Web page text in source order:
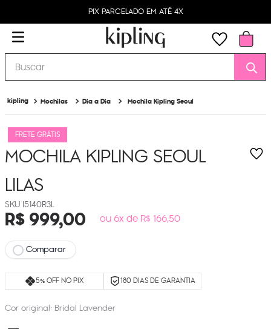
PIX PARCELADO EM ATÉ 4X
Buscar
Mochilas Dia a Dia Mochila Kipling Seoul
FRETE GRÁTIS
MOCHILA KIPLING SEOUL
LILAS
I5140R3L
R$999,00 ou 6x de R$ 166,50
Comparar
5% OFF NO PIX 180 DIAS DE GARANTIA
Cor original: Bridal Lavender